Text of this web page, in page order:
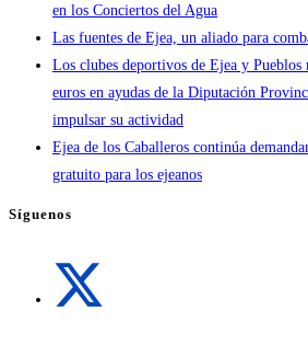
en los Conciertos del Agua
Las fuentes de Ejea, un aliado para
Los clubes deportivos de Ejea y Pueblos
euros en ayudas de la Diputación
impulsar su actividad
Ejea de los Caballeros continúa
gratuito para los ejeanos
Síguenos